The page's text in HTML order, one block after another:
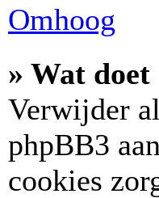
Omhoog
» Wat
Verwijder
phpBB3
cookies